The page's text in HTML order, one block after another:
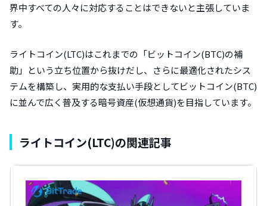
界中すべての人々に対応することはできないと主張していま
す。
ライトコイン(LTC)はこれまでの「ビットコイン(BTC)の補
助」という立ち位置から抜けだし、さらに最適化されたシス
テムを構築し、実用的な支払い手段としてビットコイン(BTC)
に並んで広く普及する暗号資産(仮想通貨)を目指しています。
ライトコイン(LTC)の関連記事